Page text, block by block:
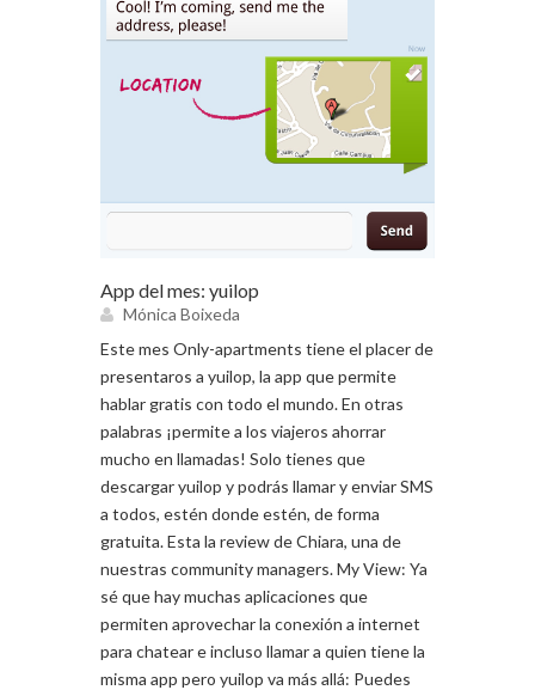
App del mes: yuilop
Mónica Boixeda
Este mes Only-apartments tiene el placer de
presentaros a yuilop, la app que permite
hablar gratis con todo el mundo. En otras
palabras ¡permite a los viajeros ahorrar
mucho en llamadas! Solo tienes que
descargar yuilop y podrás llamar y enviar SMS
a todos, estén donde estén, de forma
gratuita. Esta la review de Chiara, una de
nuestras community managers. My View: Ya
sé que hay muchas aplicaciones que
permiten aprovechar la conexión a internet
para chatear e incluso llamar a quien tiene la
misma app pero yuilop va más allá: Puedes